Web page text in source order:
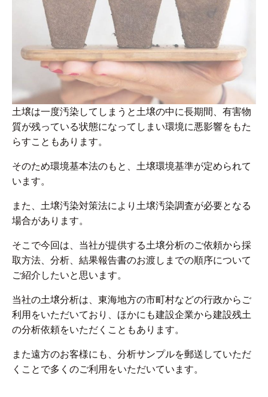
土壌は一度汚染してしまうと土壌の中に長期間、有害物
質が残っている状態になってしまい環境に悪影響をもた
らすこともあります。
そのため環境基本法のもと、土壌環境基準が定められて
います。
また、土壌汚染対策法により土壌汚染調査が必要となる
場合があります。
そこで今回は、当社が提供する土壌分析のご依頼から採
取方法、分析、結果報告書のお渡しまでの順序について
ご紹介したいと思います。
当社の土壌分析は、東海地方の市町村などの行政からご
利用をいただいており、ほかにも建設企業から建設残土
の分析依頼をいただくこともあります。
また遠方のお客様にも、分析サンプルを郵送していただ
くことで多くのご利用をいただいています。